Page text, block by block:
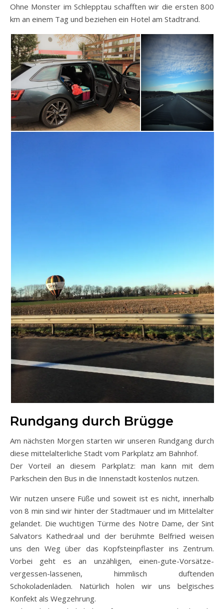
Ohne Monster im Schlepptau schafften wir die ersten 800
km an einem Tag und beziehen ein Hotel am Stadtrand.
Rundgang durch Brügge
Am nächsten Morgen starten wir unseren Rundgang durch
diese mittelalterliche Stadt vom Parkplatz am Bahnhof.
Der Vorteil an diesem Parkplatz: man kann mit dem
Parkschein den Bus in die Innenstadt kostenlos nutzen.
Wir nutzen unsere Füße und soweit ist es nicht, innerhalb
von 8 min sind wir hinter der Stadtmauer und im Mittelalter
gelandet. Die wuchtigen Türme des Notre Dame, der Sint
Salvators Kathedraal und der berühmte Belfried weisen
uns den Weg über das Kopfsteinpflaster ins Zentrum.
Vorbei geht es an unzähligen, einen-gute-Vorsätze-
vergessen-lassenen, himmlisch duftenden
Schokoladenläden. Natürlich holen wir uns belgisches
Konfekt als Wegzehrung.